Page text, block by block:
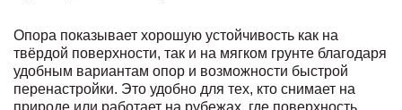
Опора показывает хорошую устойчивость как на
твёрдой поверхности, так и на мягком грунте благодаря
удобным вариантам опор и возможности быстрой
перенастройки. Это удобно для тех, кто снимает на
природе или работает на рубежах, где поверхность